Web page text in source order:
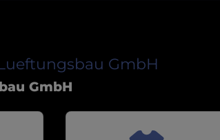
GmbH
GmbH